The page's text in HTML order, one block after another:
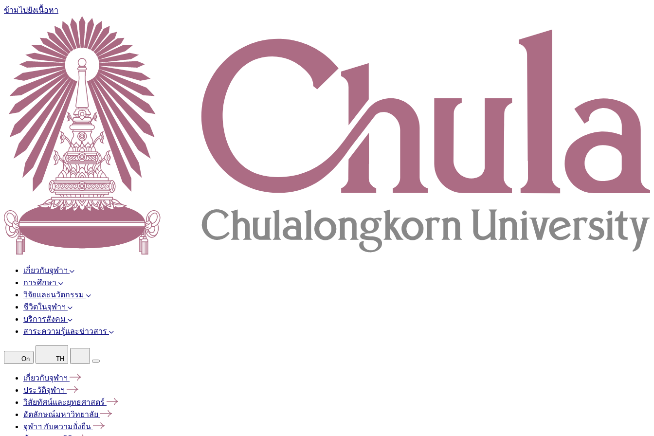
ข้ามไปยังเนื้อหา
เกี่ยวกับจุฬาฯ
การศึกษา
วิจัยและนวัตกรรม
ชีวิตในจุฬาฯ
บริการสังคม
สาระความรู้และข่าวสาร
On TH
เกี่ยวกับจุฬาฯ
ประวัติจุฬาฯ
วิสัยทัศน์และยุทธศาสตร์
อัตลักษณ์มหาวิทยาลัย
จุฬาฯ กับความยั่งยืน